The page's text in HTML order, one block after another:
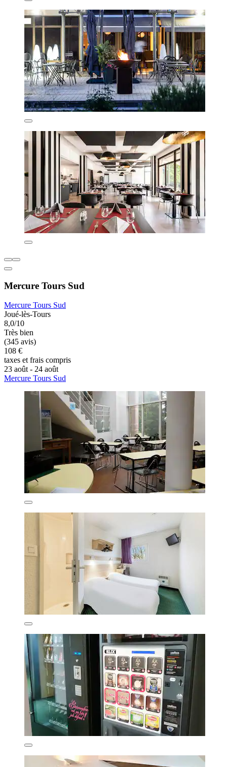
Mercure Tours Sud
Mercure Tours Sud
Joué-lès-Tours
8,0/10
Très bien
(345 avis)
108 €
taxes et frais compris
23 août - 24 août
Mercure Tours Sud